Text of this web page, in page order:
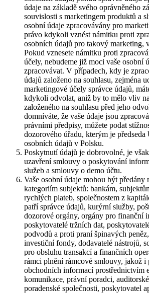
údaje na základě svého oprávněného
souvislosti s marketingem produktů a
osobní údaje zpracovávány pro
právo kdykoli vznést námitku proti
osobních údajů pro takový marketing,
Pokud vznesete námitku proti
účely, nebudeme již moci vaše osobní
zpracovávat. V případech, kdy je
údajů založeno na souhlasu, zejména
marketingové účely správce údajů,
kdykoli odvolat, aniž by to mělo vliv
založeného na souhlasu před jeho
domníváte, že vaše údaje jsou
právními předpisy, můžete podat
dozorového úřadu, kterým je předseda
osobních údajů v Polsku.
Poskytnutí údajů je dobrovolné, je
uzavření smlouvy o poskytování
služeb a smlouvy o demo účtu.
Vaše osobní údaje mohou být předány
kategoriím subjektů: bankám,
rychlých plateb, společnostem z
patří správce údajů, kurýrní služby,
dozorové orgány, orgány pro finanční
poskytovatelé tržních dat,
podvodů a proti praní špinavých
investiční fondy, dodavatelé nástrojů,
pro obsluhu transakcí a finančních
rámci plnění rámcové smlouvy, jakož i
obchodních informací prostřednictvím
komunikace, právní poradci,
poradenské společnosti, poskytovatel